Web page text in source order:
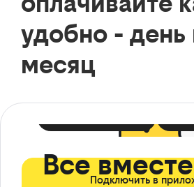
удобно - день
месяц
Все вместе
Подключить в